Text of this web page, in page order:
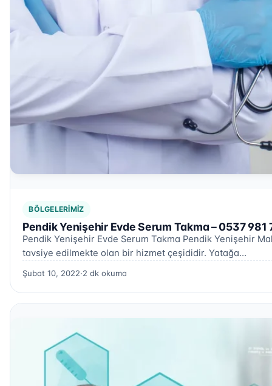
BÖLGELERIMIZ
Pendik Yenişehir Evde Serum Takma – 0537 981
Pendik Yenişehir Evde Serum Takma Pendik Yenişehir
tavsiye edilmekte olan bir hizmet çeşididir. Yatağa…
Şubat 10, 2022·2 dk okuma